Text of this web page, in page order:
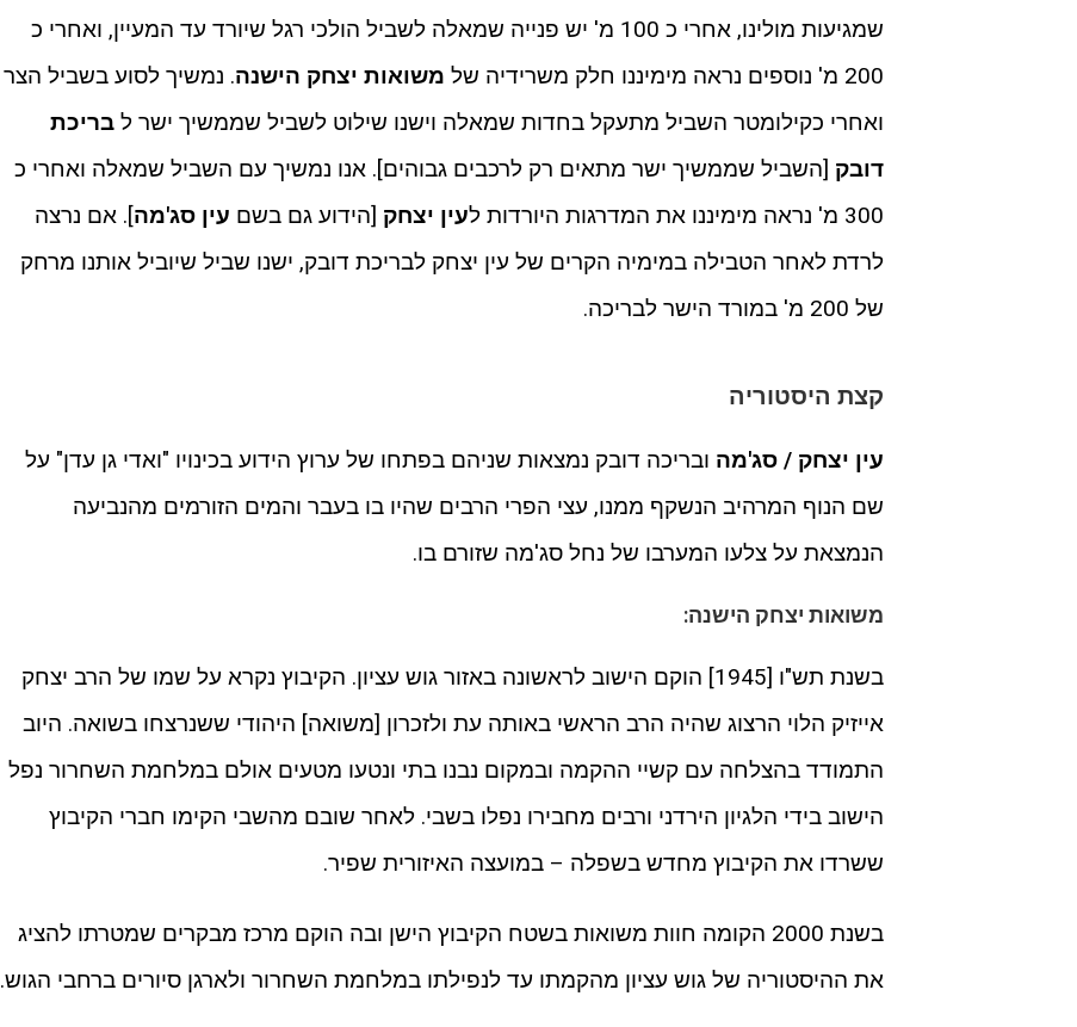
שמגיעות מולינו, אחרי כ 100 מ' יש פנייה שמאלה לשביל הולכי רגל שיורד עד המעיין, ואחרי כ
200 מ' נוספים נראה מימיננו חלק משרידיה של
משואות יצחק הישנה. נמשיך לסוע בשביל הצר
ואחרי כקילומטר השביל מתעקל בחדות שמאלה וישנו שילוט לשביל שממשיך ישר ל בריכת
דובק [השביל שממשיך ישר מתאים רק לרכבים גבוהים]. אנו נמשיך עם השביל שמאלה ואחרי כ
300 מ' נראה מימיננו את המדרגות היורדות ל
עין יצחק [הידוע גם בשם עין סג'מה]. אם נרצה
לרדת לאחר הטבילה במימיה הקרים של עין יצחק לבריכת דובק, ישנו שביל שיוביל אותנו מרחק
של 200 מ' במורד הישר לבריכה.
קצת היסטוריה
עין יצחק / סג'מה ובריכה דובק נמצאות שניהם בפתחו של ערוץ הידוע בכינויו "ואדי גן עדן" על
שם הנוף המרהיב הנשקף ממנו, עצי הפרי הרבים שהיו בו בעבר והמים הזורמים מהנביעה
הנמצאת על צלעו המערבו של נחל סג'מה שזורם בו.
משואות יצחק הישנה:
בשנת תש"ו [1945] הוקם הישוב לראשונה באזור גוש עציון. הקיבוץ נקרא על שמו של הרב יצחק
אייזיק הלוי הרצוג שהיה הרב הראשי באותה עת ולזכרון [משואה] היהודי ששנרצחו בשואה. היוב
התמודד בהצלחה עם קשיי ההקמה ובמקום נבנו בתי ונטעו מטעים אולם במלחמת השחרור נפל
הישוב בידי הלגיון הירדני ורבים מחבירו נפלו בשבי. לאחר שובם מהשבי הקימו חברי הקיבוץ
ששרדו את הקיבוץ מחדש בשפלה – במועצה האיזורית שפיר.
בשנת 2000 הקומה חוות משואות בשטח הקיבוץ הישן ובה הוקם מרכז מבקרים שמטרתו להציג
את ההיסטוריה של גוש עציון מהקמתו עד לנפילתו במלחמת השחרור ולארגן סיורים ברחבי הגוש.